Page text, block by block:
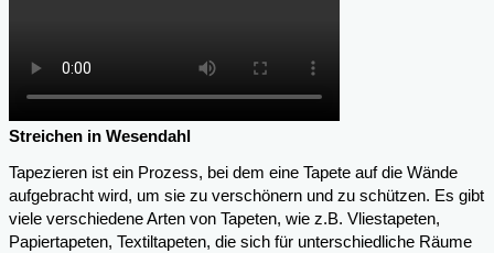
Streichen in Wesendahl
Tapezieren ist ein Prozess, bei dem eine Tapete auf die Wände
aufgebracht wird, um sie zu verschönern und zu schützen. Es gibt
viele verschiedene Arten von Tapeten, wie z.B. Vliestapeten,
Papiertapeten, Textiltapeten, die sich für unterschiedliche Räume